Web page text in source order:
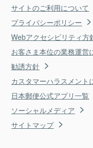
サイトのご利用について
プライバシーポリシー
Webアクセシビリティ方
お客さま本位の業務運営
勧誘方針
カスタマーハラスメント
日本郵便公式アプリ一覧
ソーシャルメディア
サイトマップ